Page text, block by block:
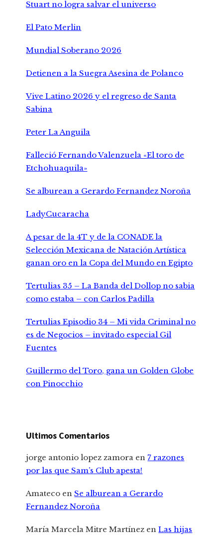
Stuart no logra salvar el universo
El Pato Merlin
Mundial Soberano 2026
Detienen a la Suegra Asesina de Polanco
Vive Latino 2026 y el regreso de Santa
Sabina
Peter La Anguila
Falleció Fernando Valenzuela «El toro de
Etchohuaquila»
Se alburean a Gerardo Fernandez Noroña
LadyCucaracha
A pesar de la 4T y de la CONADE la
Selección Mexicana de Natación Artística
ganan oro en la Copa del Mundo en Egipto
Tertulias 35 – La Banda del Dollop no sabia
como estaba – con Carlos Padilla
Tertulias Episodio 34 – Mi vida Criminal no
es de Negocios – invitado especial Gil
Fuentes
Guillermo del Toro, gana un Golden Globe
con Pinocchio
Ultimos Comentarios
jorge antonio lopez zamora en7 razones
por las que Sam’s Club apesta!
Amateco enSe alburean a Gerardo
Fernandez Noroña
María Marcela Mitre Martínez enLas hijas